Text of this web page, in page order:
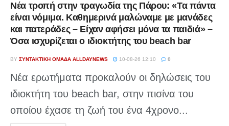
Νέα τροπή στην τραγωδία της Πάρου: «Τα πάντα
είναι νόμιμα. Καθημερινά μαλώναμε με μανάδες
και πατεράδες – Είχαν αφήσει μόνα τα παιδιά» –
Όσα ισχυρίζεται ο ιδιοκτήτης του beach bar
BY ΣΥΝΤΑΚΤΙΚΉ ΟΜΆΔΑ ALLDAYNEWS 10-08-26 12:10 0
Νέα ερωτήματα προκαλούν οι δηλώσεις του
ιδιοκτήτη του beach bar, στην πισίνα του
οποίου έχασε τη ζωή του ένα 4χρονο...